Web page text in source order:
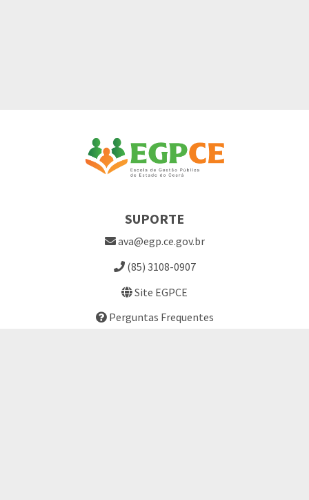
SUPORTE
ava@egp.ce.gov.br
(85) 3108-0907
Site EGPCE
Perguntas Frequentes